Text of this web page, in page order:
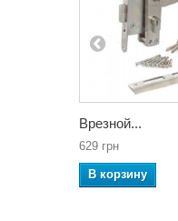
Врезной...
629 грн
В корзину